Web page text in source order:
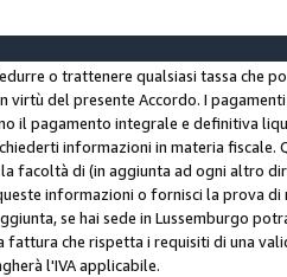
o trattenere qualsiasi tassa che
virtù del presente Accordo. I
il pagamento integrale e definitiva
informazioni in materia fiscale.
facoltà di (in aggiunta ad ogni altro
informazioni o fornisci la prova
se hai sede in Lussemburgo
fattura che rispetta i requisiti di una
l'IVA applicabile.